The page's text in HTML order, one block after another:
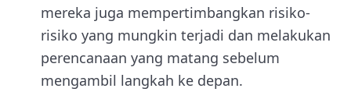
mereka juga mempertimbangkan risiko-
risiko yang mungkin terjadi dan melakukan
perencanaan yang matang sebelum
mengambil langkah ke depan.